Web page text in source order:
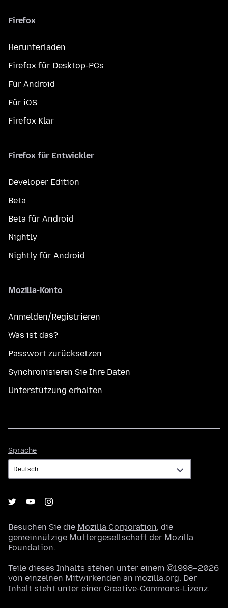
Firefox
Herunterladen
Firefox für Desktop-PCs
Für Android
Für iOS
Firefox Klar
Firefox für Entwickler
Developer Edition
Beta
Beta für Android
Nightly
Nightly für Android
Mozilla-Konto
Anmelden/Registrieren
Was ist das?
Passwort zurücksetzen
Synchronisieren Sie Ihre Daten
Unterstützung erhalten
Sprache
Besuchen Sie die Mozilla Corporation, die
gemeinnützige Muttergesellschaft der Mozilla
Foundation.
Teile dieses Inhalts stehen unter einem ©1998–2026
von einzelnen Mitwirkenden an mozilla.org. Der
Inhalt steht unter einer Creative-Commons-Lizenz.